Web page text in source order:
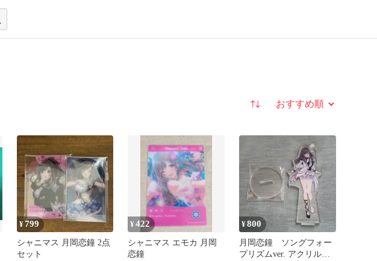
並び替え
¥799
シャニマス 月岡恋鐘 2点
セット
¥422
シャニマス エモカ 月岡
恋鐘
¥800
月岡恋鐘 ソングフォー
プリズムver. アクリルス